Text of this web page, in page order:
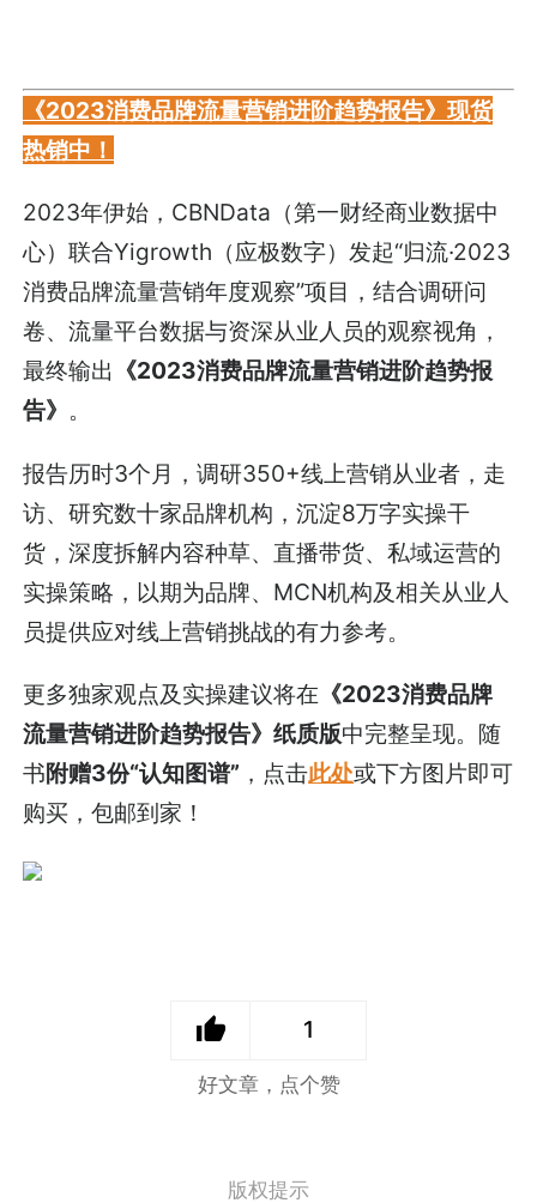
《2023消费品牌流量营销进阶趋势报告》现货
热销中！
2023年伊始，CBNData（第一财经商业数据中
心）联合Yigrowth（应极数字）发起“归流·2023
消费品牌流量营销年度观察”项目，结合调研问
卷、流量平台数据与资深从业人员的观察视角，
最终输出 《2023消费品牌流量营销进阶趋势报
告》 。
报告历时3个月，调研350+线上营销从业者，走
访、研究数十家品牌机构，沉淀8万字实操干
货，深度拆解内容种草、直播带货、私域运营的
实操策略，以期为品牌、MCN机构及相关从业人
员提供应对线上营销挑战的有力参考。
更多独家观点及实操建议将在 《2023消费品牌
流量营销进阶趋势报告》纸质版中完整呈现。随
书附赠3份“认知图谱” ，点击此处或下方图片即可
购买，包邮到家！
1
好文章，点个赞
版权提示